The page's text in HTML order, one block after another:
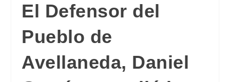
El Defensor del
Pueblo de
Avellaneda, Daniel